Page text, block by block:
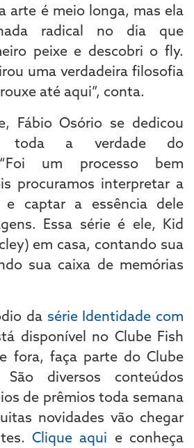
arte é meio longa, mas ela
radical no dia que
peixe e descobri o fly.
uma verdadeira filosofia
até aqui”, conta.
Fábio Osório se dedicou
toda a verdade do
“Foi um processo bem
procuramos interpretar a
captar a essência dele
Essa série é ele, Kid
em casa, contando sua
sua caixa de memórias
da série Identidade com
disponível no Clube Fish
fora, faça parte do Clube
diversos conteúdos
de prêmios toda semana
novidades vão chegar
Clique aqui e conheça